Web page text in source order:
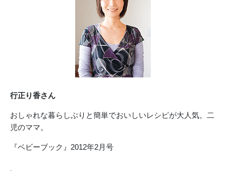
行正り香さん
おしゃれな暮らしぶりと簡単でおいしいレシピが大人気。二
児のママ。
『ベビーブック』2012年2月号